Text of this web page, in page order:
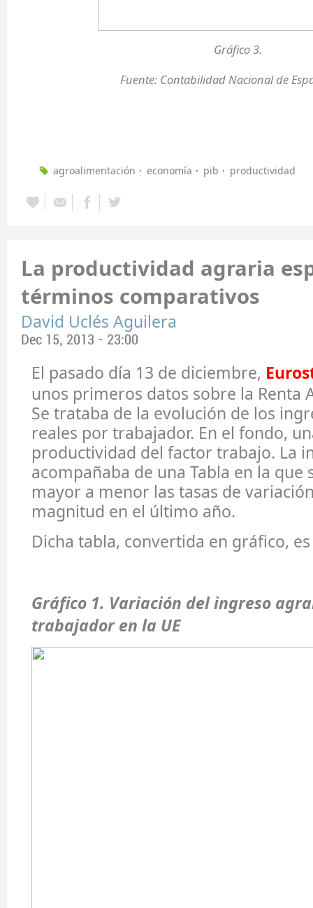
Gráfico 3.
Fuente: Contabilidad Nacional de
agroalimentación economía pib productividad
La productividad agraria
términos comparativos
David Uclés Aguilera
Dec 15, 2013 - 23:00
El pasado día 13 de diciembre,
unos primeros datos sobre la Renta
Se trataba de la evolución de los
reales por trabajador. En el fondo,
productividad del factor trabajo. La
acompañaba de una Tabla en la que
mayor a menor las tasas de
magnitud en el último año.
Dicha tabla, convertida en gráfico,
Gráfico 1. Variación del ingreso
trabajador en la UE